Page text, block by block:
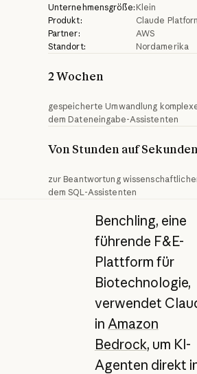
Unternehmensgröße: Klein
Produkt:
Claude
Partner:
AWS
Standort:
Nordamerika
2 Wochen
gespeicherte Umwandlung
dem Dateneingabe-Assistenten
Von Stunden auf Sekunden
zur Beantwortung
dem SQL-Assistenten
Benchling, eine
führende F&E-
Plattform für
Biotechnologie,
verwendet
in Amazon
Bedrock, um KI-
Agenten direkt